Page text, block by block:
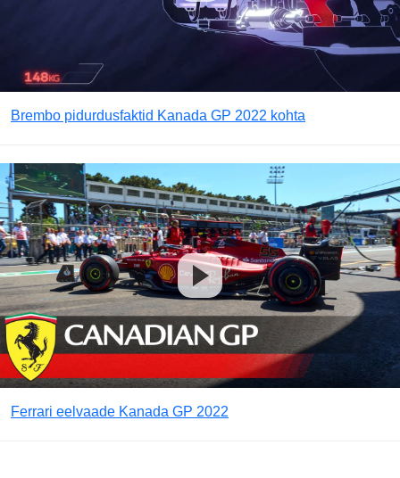
Brembo pidurdusfaktid Kanada GP 2022 kohta
Ferrari eelvaade Kanada GP 2022